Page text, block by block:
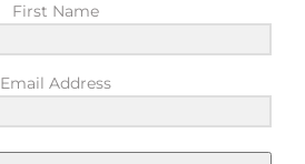
First Name
Email Address